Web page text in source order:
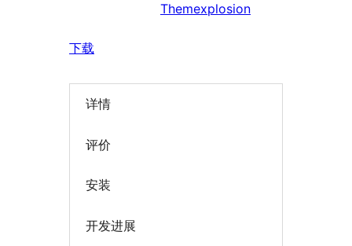
Themexplosion
下载
详情
评价
安装
开发进展